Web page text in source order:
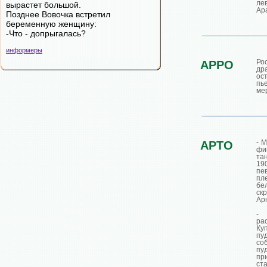
вырастет большой.
Позднее Вовочка встретил
беременную женщину:
-Что - допрыгалась?
информеры
АРРО
АРТО
-
-